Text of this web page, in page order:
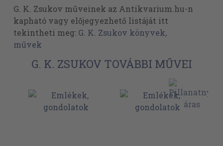
G. K. Zsukov műveinek az Antikvarium.hu-n
kapható vagy előjegyezhető listáját itt
tekintheti meg: G. K. Zsukov könyvek,
művek
G. K. ZSUKOV TOVÁBBI MŰVEI